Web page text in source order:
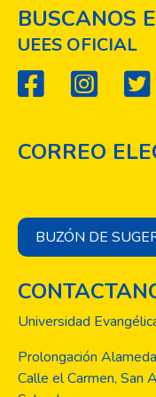
de
para
para
BUSCANOS
UEES OFICIAL
CORREO
BUZÓN DE
Universidad
Prolongación
Calle el Carmen, San